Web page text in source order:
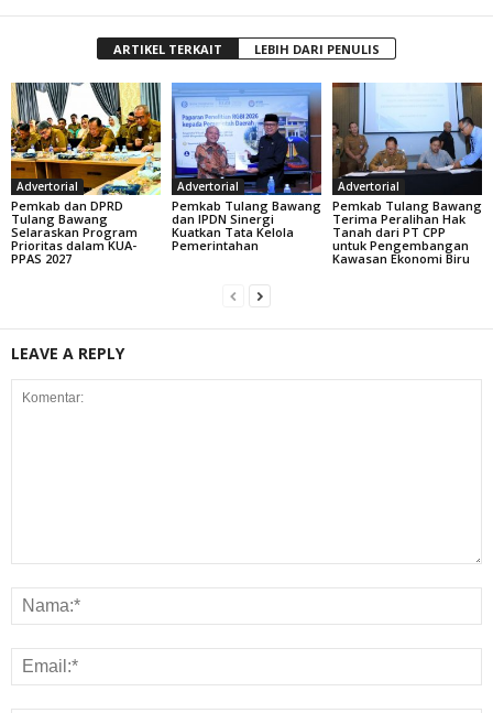
ARTIKEL TERKAIT LEBIH DARI PENULIS
Advertorial
Pemkab dan DPRD
Tulang Bawang
Selaraskan Program
Prioritas dalam KUA-
PPAS 2027
Advertorial
Pemkab Tulang Bawang
dan IPDN Sinergi
Kuatkan Tata Kelola
Pemerintahan
Advertorial
Pemkab Tulang Bawang
Terima Peralihan Hak
Tanah dari PT CPP
untuk Pengembangan
Kawasan Ekonomi Biru
LEAVE A REPLY